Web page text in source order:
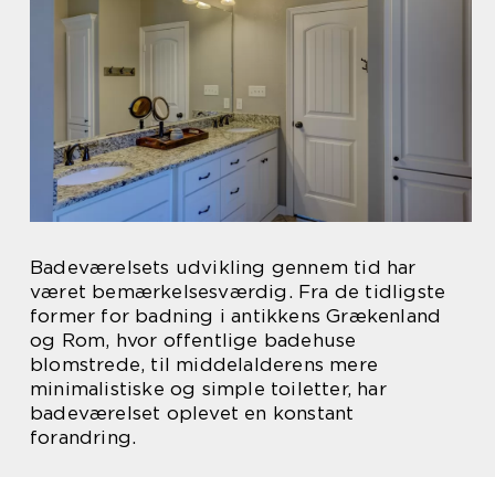
Badeværelsets udvikling gennem tid har
været bemærkelsesværdig. Fra de tidligste
former for badning i antikkens Grækenland
og Rom, hvor offentlige badehuse
blomstrede, til middelalderens mere
minimalistiske og simple toiletter, har
badeværelset oplevet en konstant
forandring.